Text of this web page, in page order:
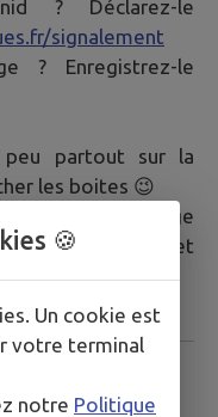
? Déclarez-le
signalement
? Enregistrez-le
peu partout sur la
les boites 😉
de piégeage
national et
🍪
Un cookie est
votre terminal
notre Politique